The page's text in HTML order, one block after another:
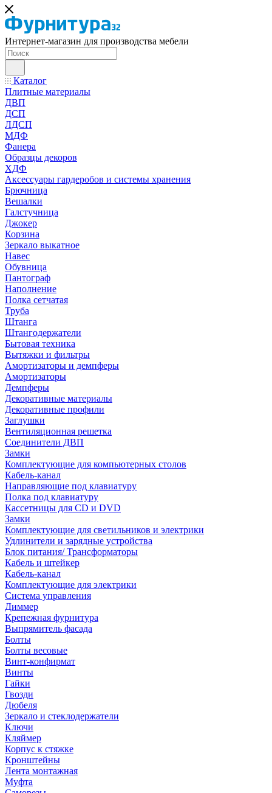
Интернет-магазин для производства мебели
Каталог
Плитные материалы
ДВП
ДСП
ЛДСП
МДФ
Фанера
Образцы декоров
ХДФ
Аксессуары гардеробов и системы хранения
Брючница
Вешалки
Галстучница
Джокер
Корзина
Зеркало выкатное
Навес
Обувница
Пантограф
Наполнение
Полка сетчатая
Труба
Штанга
Штангодержатели
Бытовая техника
Вытяжки и фильтры
Амортизаторы и демпферы
Амортизаторы
Демпферы
Декоративные материалы
Декоративные профили
Заглушки
Вентиляционная решетка
Соединители ДВП
Замки
Комплектующие для компьютерных столов
Кабель-канал
Направляющие под клавиатуру
Полка под клавиатуру
Кассетницы для CD и DVD
Замки
Комплектующие для светильников и электрики
Удлинители и зарядные устройства
Блок питания/ Трансформаторы
Кабель и штейкер
Кабель-канал
Комплектующие для электрики
Система управления
Диммер
Крепежная фурнитура
Выпрямитель фасада
Болты
Болты весовые
Винт-конфирмат
Винты
Гайки
Гвозди
Дюбеля
Зеркало и стеклодержатели
Ключи
Кляймер
Корпус к стяжке
Кронштейны
Лента монтажная
Муфта